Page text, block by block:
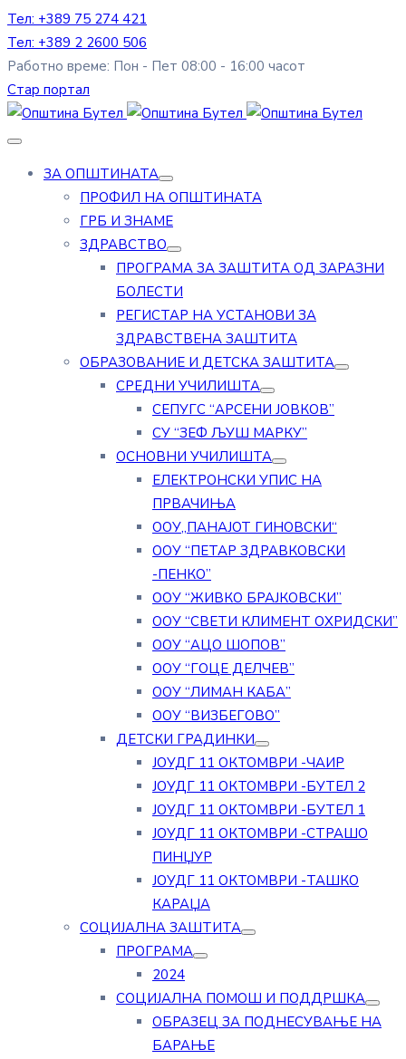
Тел: +389 75 274 421
Тел: +389 2 2600 506
Работно време: Пон - Пет 08:00 - 16:00 часот
Стар портал
ЗА ОПШТИНАТА
ПРОФИЛ НА ОПШТИНАТА
ГРБ И ЗНАМЕ
ЗДРАВСТВО
ПРОГРАМА ЗА ЗАШТИТА ОД ЗАРАЗНИ
БОЛЕСТИ
РЕГИСТАР НА УСТАНОВИ ЗА
ЗДРАВСТВЕНА ЗАШТИТА
ОБРАЗОВАНИЕ И ДЕТСКА ЗАШТИТА
СРЕДНИ УЧИЛИШТА
СЕПУГС “АРСЕНИ ЈОВКОВ”
СУ “ЗЕФ ЉУШ МАРКУ”
ОСНОВНИ УЧИЛИШТА
ЕЛЕКТРОНСКИ УПИС НА
ПРВАЧИЊА
ООУ„ПАНАЈОТ ГИНОВСКИ“
ООУ “ПЕТАР ЗДРАВКОВСКИ
-ПЕНКО”
ООУ “ЖИВКО БРАЈКОВСКИ”
ООУ “СВЕТИ КЛИМЕНТ ОХРИДСКИ”
ООУ “АЦО ШОПОВ”
ООУ “ГОЦЕ ДЕЛЧЕВ”
ООУ “ЛИМАН КАБА”
ООУ “ВИЗБЕГОВО”
ДЕТСКИ ГРАДИНКИ
ЈОУДГ 11 ОКТОМВРИ -ЧАИР
ЈОУДГ 11 ОКТОМВРИ -БУТЕЛ 2
ЈОУДГ 11 ОКТОМВРИ -БУТЕЛ 1
ЈОУДГ 11 ОКТОМВРИ -СТРАШО
ПИНЏУР
ЈОУДГ 11 ОКТОМВРИ -ТАШКО
КАРАЏА
СОЦИЈАЛНА ЗАШТИТА
ПРОГРАМА
2024
СОЦИЈАЛНА ПОМОШ И ПОДДРШКА
ОБРАЗЕЦ ЗА ПОДНЕСУВАЊЕ НА
БАРАЊЕ